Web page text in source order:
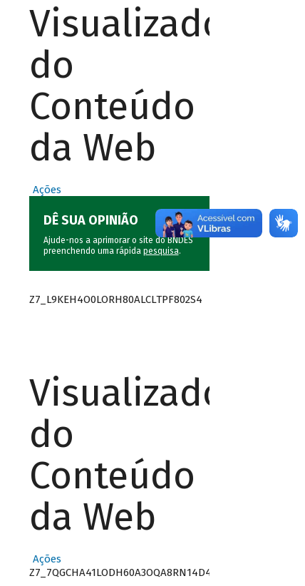
Visualizador
do
Conteúdo
da Web
Ações
DÊ SUA OPINIÃO
Ajude-nos a aprimorar o site do BNDES
preenchendo uma rápida pesquisa.
Z7_L9KEH4O0LORH80ALCLTPF802S4
Visualizador
do
Conteúdo
da Web
Ações
Z7_7QGCHA41LODH60A3OQA8RN14D4